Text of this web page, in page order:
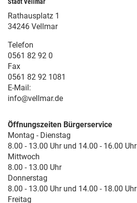
Stadt Vellmar
Rathausplatz 1
34246 Vellmar
Telefon
0561 82 92 0
Fax
0561 82 92 1081
E-Mail:
info@vellmar.de
Öffnungszeiten Bürgerservice
Montag - Dienstag
8.00 - 13.00 Uhr und 14.00 - 16.00 Uhr
Mittwoch
8.00 - 13.00 Uhr
Donnerstag
8.00 - 13.00 Uhr und 14.00 - 18.00 Uhr
Freitag